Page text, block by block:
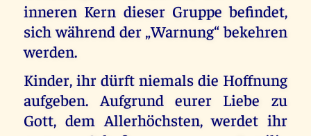
inneren Kern dieser Gruppe befindet,
sich während der „Warnung“ bekehren
werden.
Kinder, ihr dürft niemals die Hoffnung
aufgeben. Aufgrund eurer Liebe zu
Gott, dem Allerhöchsten, werdet ihr